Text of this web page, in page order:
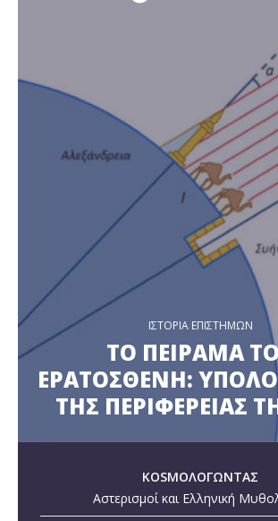
ΙΣΤΟΡΙΑ ΕΠΙΣΤΗΜΩΝ
ΤΟ ΠΕΙΡΑΜΑ
ΕΡΑΤΟΣΘΕΝΗ:
ΤΗΣ ΠΕΡΙΦΕΡΕΙΑΣ
KOSMOΛΟΓΩΝΤΑΣ
Αστερισμοί και Ελληνική